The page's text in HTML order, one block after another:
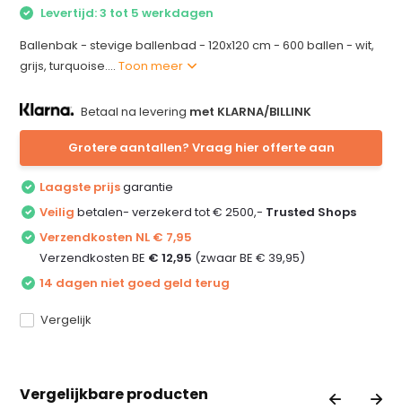
Levertijd: 3 tot 5 werkdagen
Ballenbak - stevige ballenbad - 120x120 cm - 600 ballen - wit,
grijs, turquoise....Toon meer
Betaal na levering met KLARNA/BILLINK
Grotere aantallen? Vraag hier offerte aan
Laagste prijsgarantie
Veilig betalen- verzekerd tot € 2500,- Trusted Shops
Verzendkosten NL € 7,95
Verzendkosten BE € 12,95 (zwaar BE € 39,95)
14 dagen niet goed geld terug
Vergelijk
Vergelijkbare producten